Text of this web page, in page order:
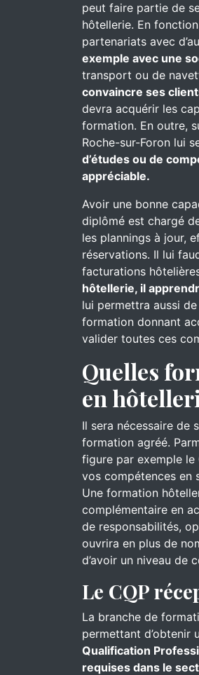
peut faire partie de
hôtellerie. En
partenariats avec
exemple avec une
transport ou de
convaincre ses
devra acquérir les
formation. En outre,
Roche-sur-Foron lui
d’études ou de
appréciable.
Avoir une bonne
diplômé est chargé
les plannings à jour,
réservations. Il lui
facturations
hôtellerie, il
lui permettra aussi
formation donnant
valider toutes ces
Quelles
en
Il sera nécessaire de
formation agréé.
figure par exemple le
vos compétences en
Une formation
complémentaire en
de responsabilités,
ouvrira en plus de
d’avoir un niveau de
Le CQP
La branche de
permettant d’obtenir
Qualification
requises dans le